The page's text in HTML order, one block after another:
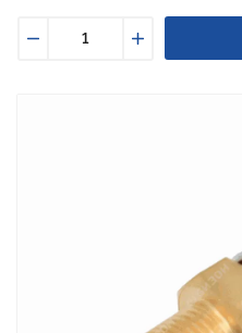
Увеличить